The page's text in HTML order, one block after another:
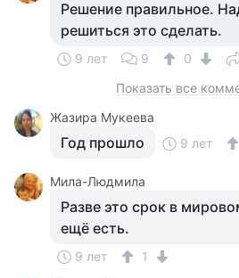
Решение правильное.
решиться это сделать.
9 лет 9
0
Показать все
Жазира Мукеева
Год прошло 9 лет
Мила-Людмила
Разве это срок в
ещё есть.
9 лет
1